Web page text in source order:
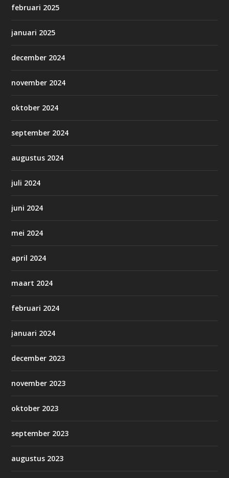
februari 2025
januari 2025
december 2024
november 2024
oktober 2024
september 2024
augustus 2024
juli 2024
juni 2024
mei 2024
april 2024
maart 2024
februari 2024
januari 2024
december 2023
november 2023
oktober 2023
september 2023
augustus 2023